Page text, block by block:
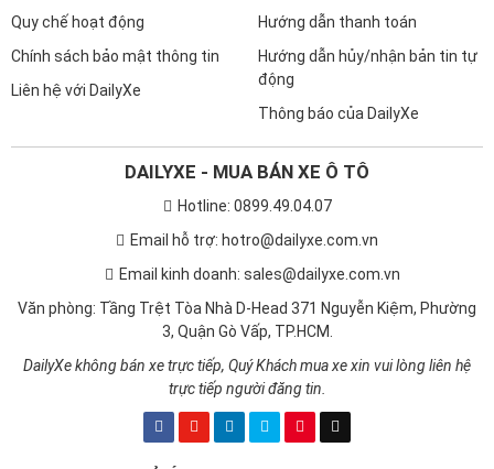
Quy chế hoạt động
Chính sách bảo mật thông tin
Liên hệ với DailyXe
Hướng dẫn thanh toán
Hướng dẫn hủy/nhận bản tin tự
động
Thông báo của DailyXe
DAILYXE - MUA BÁN XE Ô TÔ
Hotline: 0899.49.04.07
Email hỗ trợ: hotro@dailyxe.com.vn
Email kinh doanh: sales@dailyxe.com.vn
Văn phòng: Tầng Trệt Tòa Nhà D-Head 371 Nguyễn Kiệm, Phường
3, Quận Gò Vấp, TP.HCM.
DailyXe không bán xe trực tiếp, Quý Khách mua xe xin vui lòng liên hệ
trực tiếp người đăng tin.